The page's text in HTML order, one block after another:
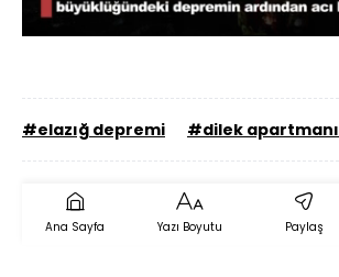
Sesi
Aç
#elazığ depremi #dilek apartmanı
Ana Sayfa Yazı Boyutu Paylaş